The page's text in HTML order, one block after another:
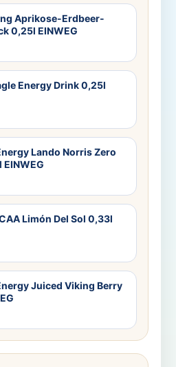
Aprikose-Erdbeer-
0,25l EINWEG
Energy Drink 0,25l
Lando Norris Zero
Limón Del Sol 0,33l
Juiced Viking Berry